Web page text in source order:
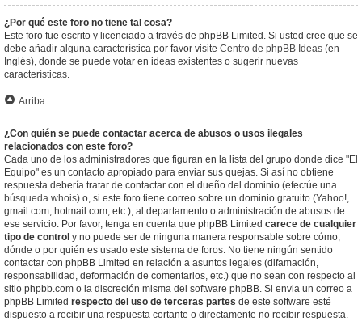
¿Por qué este foro no tiene tal cosa?
Este foro fue escrito y licenciado a través de phpBB Limited. Si usted cree que se
debe añadir alguna característica por favor visite Centro de phpBB Ideas (en
Inglés), donde se puede votar en ideas existentes o sugerir nuevas
características.
Arriba
¿Con quién se puede contactar acerca de abusos o usos ilegales
relacionados con este foro?
Cada uno de los administradores que figuran en la lista del grupo donde dice "El
Equipo" es un contacto apropiado para enviar sus quejas. Si así no obtiene
respuesta debería tratar de contactar con el dueño del dominio (efectúe una
búsqueda whois) o, si este foro tiene correo sobre un dominio gratuito (Yahoo!,
gmail.com, hotmail.com, etc.), al departamento o administración de abusos de
ese servicio. Por favor, tenga en cuenta que phpBB Limited carece de cualquier
tipo de control y no puede ser de ninguna manera responsable sobre cómo,
dónde o por quién es usado este sistema de foros. No tiene ningún sentido
contactar con phpBB Limited en relación a asuntos legales (difamación,
responsabilidad, deformación de comentarios, etc.) que no sean con respecto al
sitio phpbb.com o la discreción misma del software phpBB. Si envia un correo a
phpBB Limited respecto del uso de terceras partes de este software esté
dispuesto a recibir una respuesta cortante o directamente no recibir respuesta.